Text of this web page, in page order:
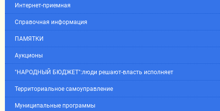
Интернет-приемная
Справочная информация
ПАМЯТКИ
Аукционы
"НАРОДНЫЙ БЮДЖЕТ":люди решают-власть исполняет
Территориальное самоуправление
Муниципальные программы